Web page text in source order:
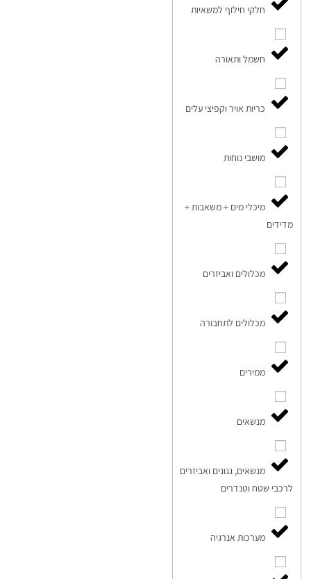
חלקי חילוף למשאיות
חשמל ותאורה
כריות אויר וקפיצי עלים
מושבי נוחות
מיכלי מים + משאבות +
מדידים
מכלולים ואביזרים
מכלולים לתחבורה
ממירים
מנשאים
מנשאים, גגונים ואביזרים
לרכבי שטח וטנדרים
מערכות אנרגיה